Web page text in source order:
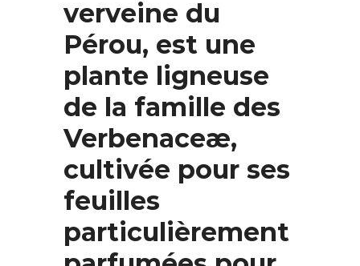
verveine du
Pérou, est une
plante ligneuse
de la famille des
Verbenaceæ,
cultivée pour ses
feuilles
particulièrement